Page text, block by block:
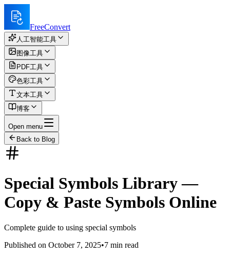
FreeConvert
人工智能工具
图像工具
PDF工具
色彩工具
文本工具
博客
Open menu
Back to Blog
Special Symbols Library —
Copy & Paste Symbols Online
Complete guide to using special symbols
Published on October 7, 2025•7 min read